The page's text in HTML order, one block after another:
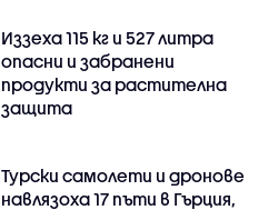
Иззеха 115 кг и 527 литра
опасни и забранени
продукти за растителна
защита
Турски самолети и дронове
навлязоха 17 пъти в Гърция,